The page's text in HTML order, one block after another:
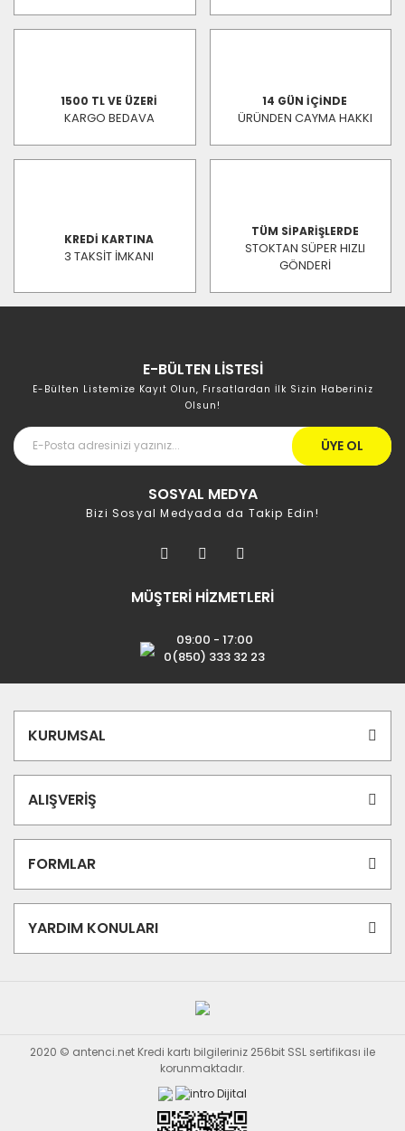
1500 TL VE ÜZERİ
KARGO BEDAVA
14 GÜN İÇİNDE
ÜRÜNDEN CAYMA HAKKI
KREDİ KARTINA
3 TAKSİT İMKANI
TÜM SİPARİŞLERDE
STOKTAN SÜPER HIZLI
GÖNDERİ
E-BÜLTEN LİSTESİ
E-Bülten Listemize Kayıt Olun, Fırsatlardan İlk Sizin Haberiniz
Olsun!
ÜYE OL
SOSYAL MEDYA
Bizi Sosyal Medyada da Takip Edin!
MÜŞTERİ HİZMETLERİ
09:00 - 17:00
0(850) 333 32 23
KURUMSAL
ALIŞVERİŞ
FORMLAR
YARDIM KONULARI
2020 © antenci.net Kredi kartı bilgileriniz 256bit SSL sertifikası ile
korunmaktadır.